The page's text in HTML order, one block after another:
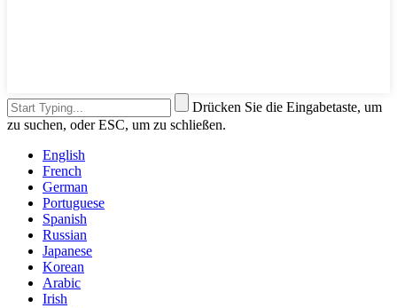
Drücken Sie die Eingabetaste, um
zu suchen, oder ESC, um zu schließen.
English
French
German
Portuguese
Spanish
Russian
Japanese
Korean
Arabic
Irish